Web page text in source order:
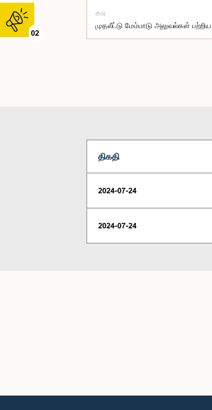
02
குழு
திகதி
2024-07-24
2024-07-24